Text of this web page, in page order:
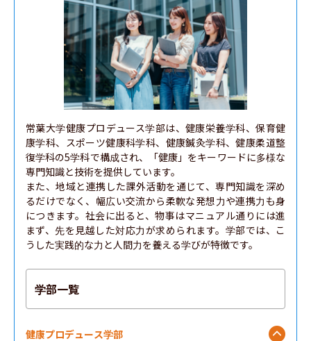
常葉大学健康プロデュース学部は、健康栄養学科、保育健
康学科、スポーツ健康科学科、健康鍼灸学科、健康柔道整
復学科の5学科で構成され、「健康」をキーワードに多様な
専門知識と技術を提供しています。
また、地域と連携した課外活動を通じて、専門知識を深め
るだけでなく、幅広い交流から柔軟な発想力や連携力も身
につきます。社会に出ると、物事はマニュアル通りには進
まず、先を見越した対応力が求められます。学部では、こ
うした実践的な力と人間力を養える学びが特徴です。
学部一覧
健康プロデュース学部